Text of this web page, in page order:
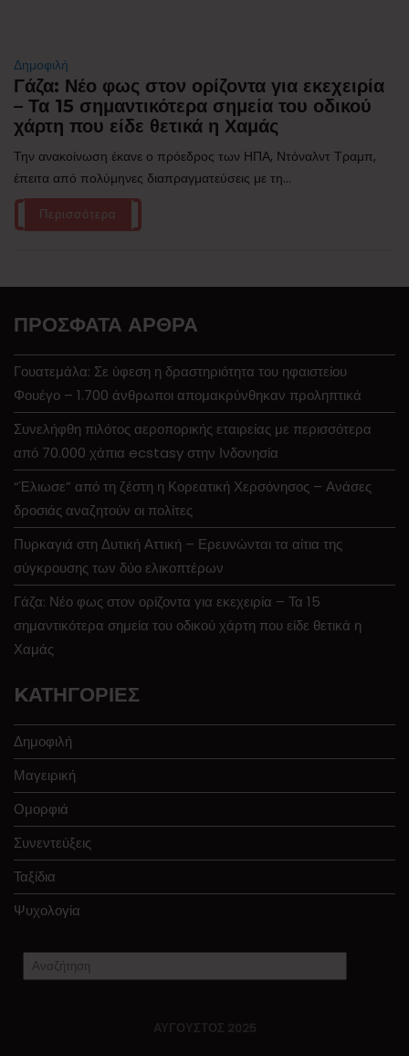
Δημοφιλή
Γάζα: Νέο φως στον ορίζοντα για εκεχειρία
– Τα 15 σημαντικότερα σημεία του οδικού
χάρτη που είδε θετικά η Χαμάς
Την ανακοίνωση έκανε ο πρόεδρος των ΗΠΑ, Ντόναλντ Τραμπ,
έπειτα από πολύμηνες διαπραγματεύσεις με τη...
Περισσότερα
ΠΡΌΣΦΑΤΑ ΆΡΘΡΑ
Γουατεμάλα: Σε ύφεση η δραστηριότητα του ηφαιστείου
Φουέγο – 1.700 άνθρωποι απομακρύνθηκαν προληπτικά
Συνελήφθη πιλότος αεροπορικής εταιρείας με περισσότερα
από 70.000 χάπια ecstasy στην Ινδονησία
“Έλιωσε” από τη ζέστη η Κορεατική Χερσόνησος – Ανάσες
δροσιάς αναζητούν οι πολίτες
Πυρκαγιά στη Δυτική Αττική – Ερευνώνται τα αίτια της
σύγκρουσης των δύο ελικοπτέρων
Γάζα: Νέο φως στον ορίζοντα για εκεχειρία – Τα 15
σημαντικότερα σημεία του οδικού χάρτη που είδε θετικά η
Χαμάς
KΑΤΗΓΟΡΊΕΣ
Δημοφιλή
Μαγειρική
Ομορφιά
Συνεντεύξεις
Ταξίδια
Ψυχολογία
ΑΎΓΟΥΣΤΟΣ 2025